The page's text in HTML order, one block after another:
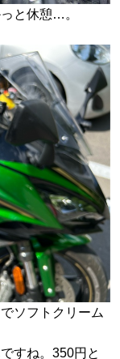
と休憩…。
ソフトクリーム
すね。350円と